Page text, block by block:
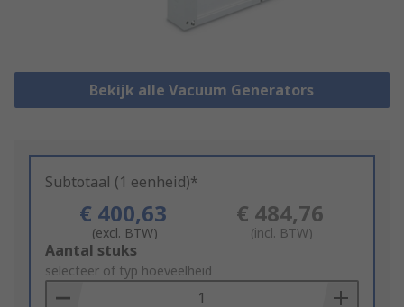
Bekijk alle Vacuum Generators
Subtotaal (1 eenheid)*
€ 400,63
(excl. BTW)
€ 484,76
(incl. BTW)
Add
to
Basket
Aantal stuks
selecteer of typ hoeveelheid